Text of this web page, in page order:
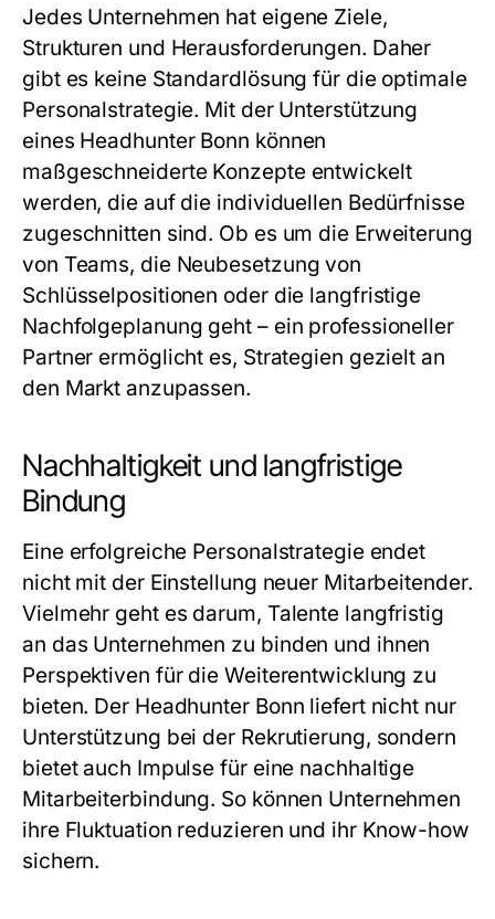
Jedes Unternehmen hat eigene Ziele,
Strukturen und Herausforderungen. Daher
gibt es keine Standardlösung für die optimale
Personalstrategie. Mit der Unterstützung
eines Headhunter Bonn können
maßgeschneiderte Konzepte entwickelt
werden, die auf die individuellen Bedürfnisse
zugeschnitten sind. Ob es um die Erweiterung
von Teams, die Neubesetzung von
Schlüsselpositionen oder die langfristige
Nachfolgeplanung geht – ein professioneller
Partner ermöglicht es, Strategien gezielt an
den Markt anzupassen.
Nachhaltigkeit und langfristige
Bindung
Eine erfolgreiche Personalstrategie endet
nicht mit der Einstellung neuer Mitarbeitender.
Vielmehr geht es darum, Talente langfristig
an das Unternehmen zu binden und ihnen
Perspektiven für die Weiterentwicklung zu
bieten. Der Headhunter Bonn liefert nicht nur
Unterstützung bei der Rekrutierung, sondern
bietet auch Impulse für eine nachhaltige
Mitarbeiterbindung. So können Unternehmen
ihre Fluktuation reduzieren und ihr Know-how
sichern.